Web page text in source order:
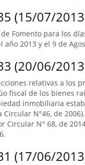
(15/07/
Fomento para los
año 2013 y el 9 de
(20/06/
relativas a los
fiscal de los bienes
inmobiliaria
Circular N°46, de
Circular N° 68, de
(17/06/